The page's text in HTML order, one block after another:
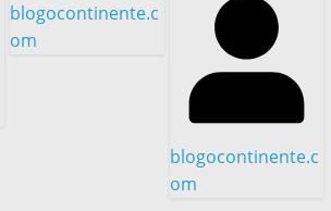
blogocontinente.c
om
blogocontinente.c
om